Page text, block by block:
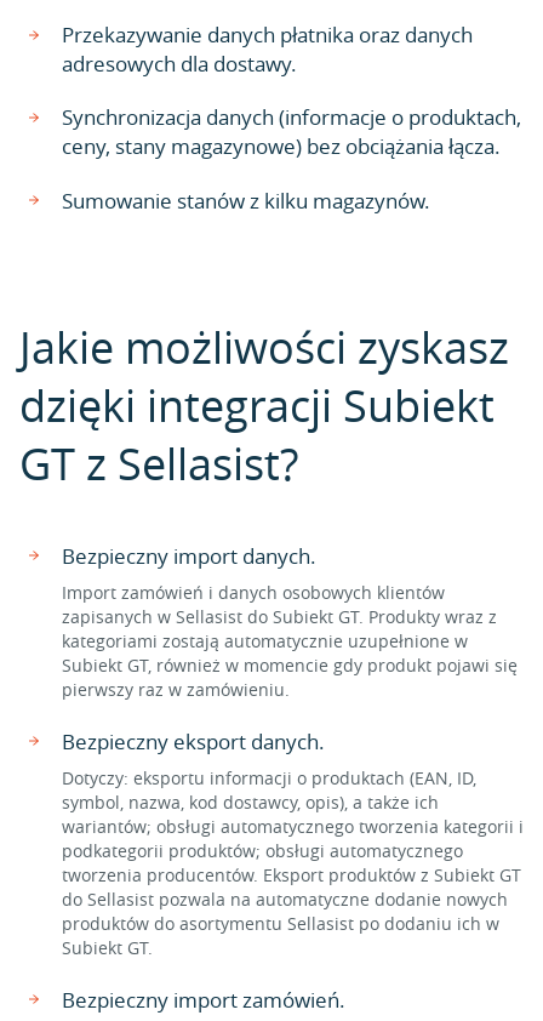
Przekazywanie danych płatnika oraz danych
adresowych dla dostawy.
Synchronizacja danych (informacje o produktach,
ceny, stany magazynowe) bez obciążania łącza.
Sumowanie stanów z kilku magazynów.
Jakie możliwości zyskasz
dzięki integracji Subiekt
GT z Sellasist?
Bezpieczny import danych.
Import zamówień i danych osobowych klientów
zapisanych w Sellasist do Subiekt GT. Produkty wraz z
kategoriami zostają automatycznie uzupełnione w
Subiekt GT, również w momencie gdy produkt pojawi się
pierwszy raz w zamówieniu.
Bezpieczny eksport danych.
Dotyczy: eksportu informacji o produktach (EAN, ID,
symbol, nazwa, kod dostawcy, opis), a także ich
wariantów; obsługi automatycznego tworzenia kategorii i
podkategorii produktów; obsługi automatycznego
tworzenia producentów. Eksport produktów z Subiekt GT
do Sellasist pozwala na automatyczne dodanie nowych
produktów do asortymentu Sellasist po dodaniu ich w
Subiekt GT.
Bezpieczny import zamówień.